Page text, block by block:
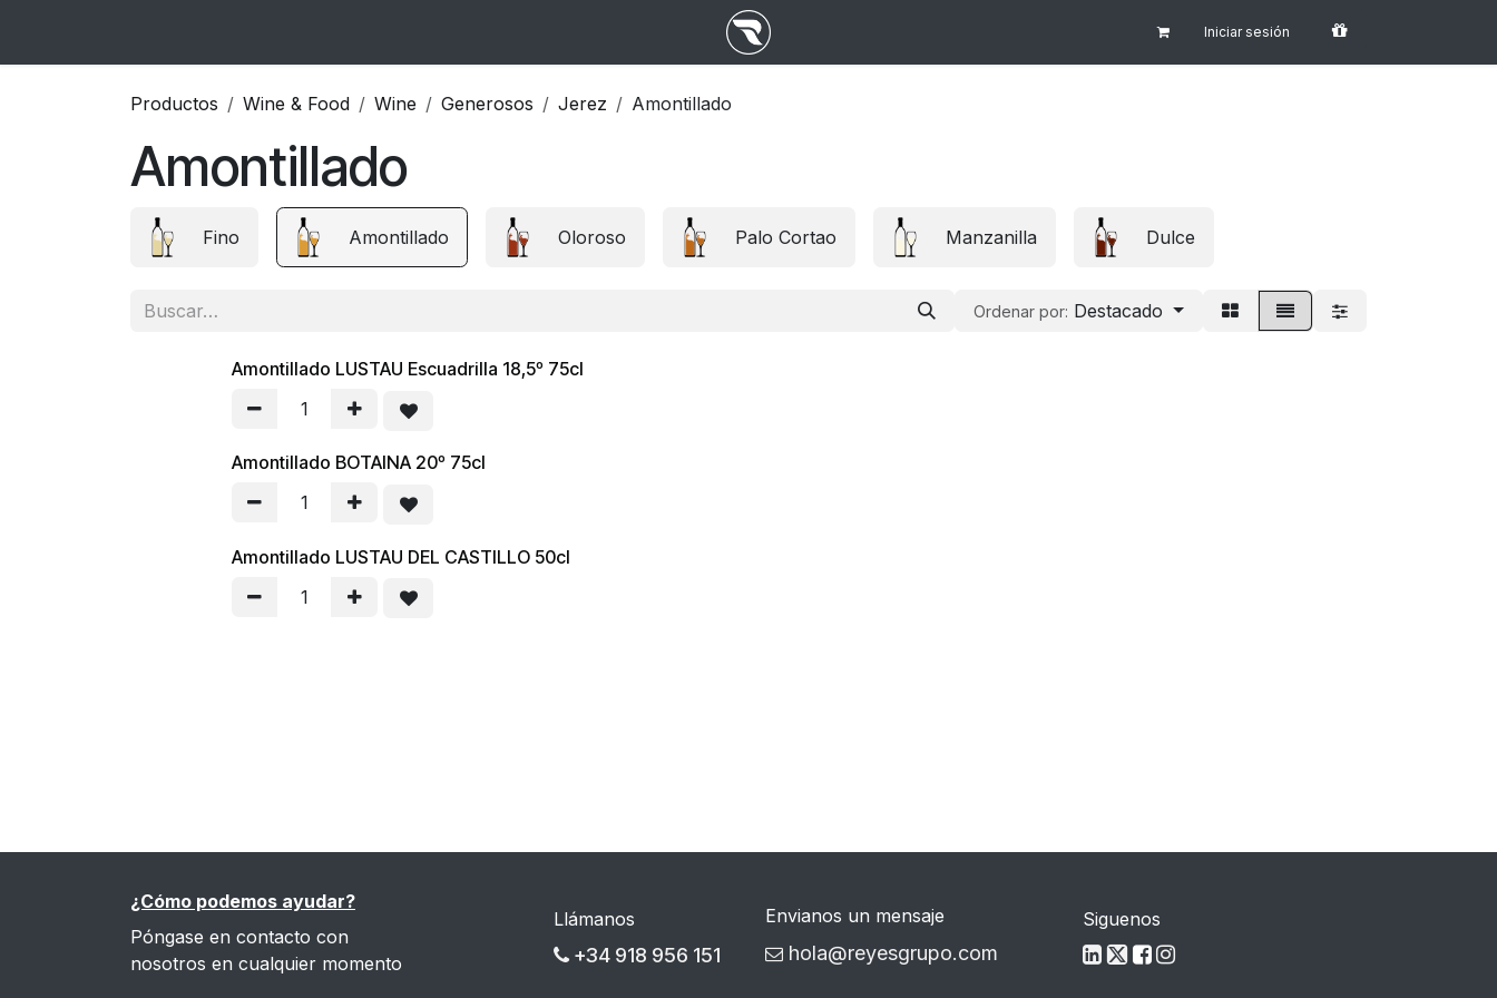
Iniciar sesión
Productos Wine & Food Wine Generosos Jerez Amontillado
Amontillado
Fino Amontillado Oloroso Palo Cortao Manzanilla Dulce
Ordenar por: Destacado
Amontillado LUSTAU Escuadrilla 18,5º 75cl
Amontillado BOTAINA 20º 75cl
Amontillado LUSTAU DEL CASTILLO 50cl
¿Cómo podemos ayudar?
Póngase en contacto con
nosotros en cualquier momento
Llámanos
+34 918 956 151
Envianos un mensaje
hola@reyesgrupo.com
Siguenos